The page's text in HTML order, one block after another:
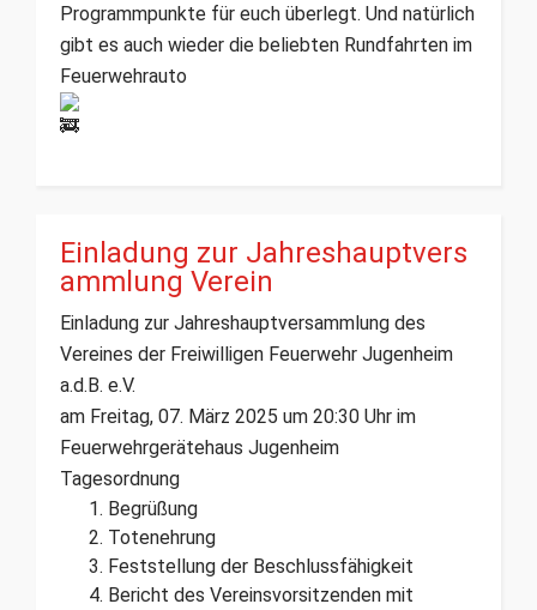
Programmpunkte für euch überlegt. Und natürlich
gibt es auch wieder die beliebten Rundfahrten im
Feuerwehrauto
Einladung zur Jahreshauptvers
ammlung Verein
Einladung zur Jahreshauptversammlung des
Vereines der Freiwilligen Feuerwehr Jugenheim
a.d.B. e.V.
am Freitag, 07. März 2025 um 20:30 Uhr im
Feuerwehrgerätehaus Jugenheim
Tagesordnung
Begrüßung
Totenehrung
Feststellung der Beschlussfähigkeit
Bericht des Vereinsvorsitzenden mit